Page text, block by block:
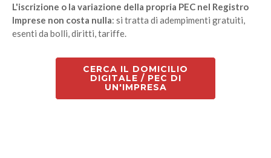
L'iscrizione o la variazione della propria PEC nel Registro
Imprese non costa nulla: si tratta di adempimenti gratuiti,
esenti da bolli, diritti, tariffe.
CERCA IL DOMICILIO
DIGITALE / PEC DI
UN'IMPRESA